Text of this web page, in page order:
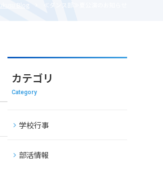
Blog ≪ダンス部≫夏公演のお知らせ
カテゴリ
Category
学校行事
部活情報